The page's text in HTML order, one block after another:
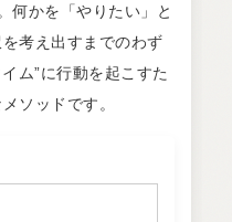
何かを「やりたい」と
考え出すまでのわず
ム”に行動を起こすた
ソッドです。